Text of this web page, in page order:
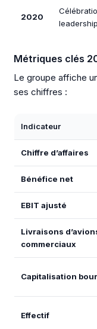
2020
Métriques clés
Le groupe affiche
ses chiffres :
Indicateur
Chiffre d’affaires
Bénéfice net
EBIT ajusté
Livraisons
commerciaux
Capitalisation
Effectif